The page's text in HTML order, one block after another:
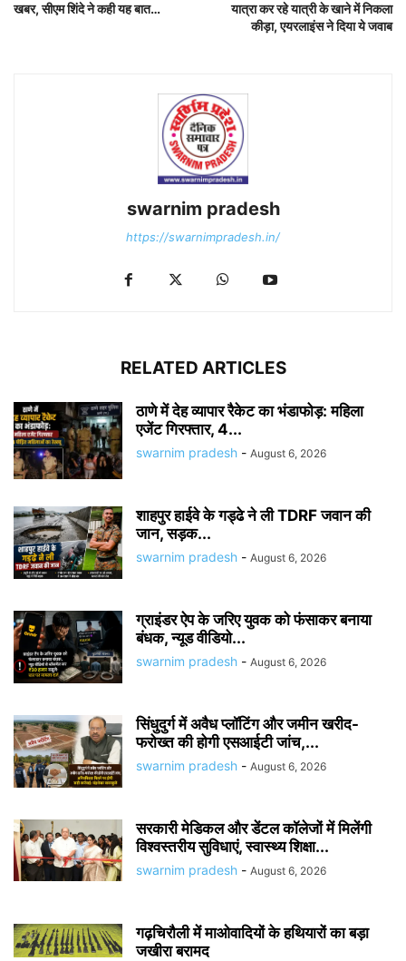
खबर, सीएम शिंदे ने कही यह बात…
यात्रा कर रहे यात्री के खाने में निकला
कीड़ा, एयरलाइंस ने दिया ये जवाब
swarnim pradesh
https://swarnimpradesh.in/
RELATED ARTICLES
ठाणे में देह व्यापार रैकेट का भंडाफोड़: महिला
एजेंट गिरफ्तार, 4...
swarnim pradesh - August 6, 2026
शाहपुर हाईवे के गड्ढे ने ली TDRF जवान की
जान, सड़क...
swarnim pradesh - August 6, 2026
ग्राइंडर ऐप के जरिए युवक को फंसाकर बनाया
बंधक, न्यूड वीडियो...
swarnim pradesh - August 6, 2026
सिंधुदुर्ग में अवैध प्लॉटिंग और जमीन खरीद-
फरोख्त की होगी एसआईटी जांच,...
swarnim pradesh - August 6, 2026
सरकारी मेडिकल और डेंटल कॉलेजों में मिलेंगी
विश्वस्तरीय सुविधाएं, स्वास्थ्य शिक्षा...
swarnim pradesh - August 6, 2026
गढ़चिरौली में माओवादियों के हथियारों का बड़ा
जखीरा बरामद